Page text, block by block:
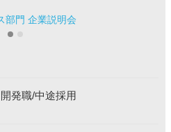
発職/中途採用